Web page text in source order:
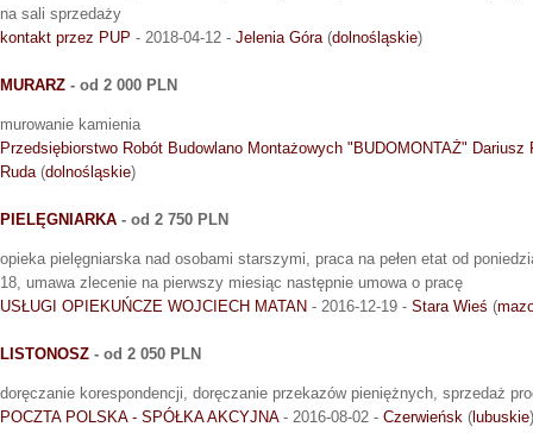
na sali sprzedaży
kontakt przez PUP - 2018-04-12 - Jelenia Góra(dolnośląskie)
MURARZ - od 2 000 PLN
murowanie kamienia
Przedsiębiorstwo Robót Budowlano Montażowych "BUDOMONTAŻ" Dariusz
Ruda(dolnośląskie)
PIELĘGNIARKA - od 2 750 PLN
opieka pielęgniarska nad osobami starszymi, praca na pełen etat od
18, umawa zlecenie na pierwszy miesiąc następnie umowa o pracę
USŁUGI OPIEKUŃCZE WOJCIECH MATAN - 2016-12-19 - Stara Wieś (
LISTONOSZ - od 2 050 PLN
doręczanie korespondencji, doręczanie przekazów pieniężnych, sprzedaż
POCZTA POLSKA - SPÓŁKA AKCYJNA- 2016-08-02 - Czerwieńsk ( lubuskie)